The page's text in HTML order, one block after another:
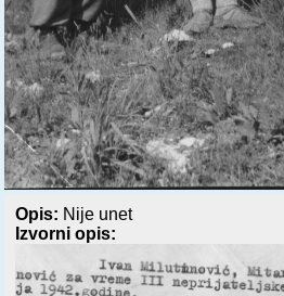
Opis: Nije unet
Izvorni opis: